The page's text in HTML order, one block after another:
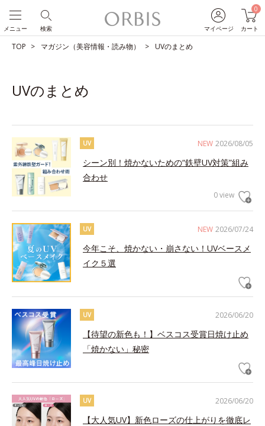
マイページ
0
カート
検索
メニュー
TOP マガジン（美容情報・読み物） UVのまとめ
UVのまとめ
NEW 2026/08/05
UV
シーン別！焼かないための“鉄壁UV対策”組み
合わせ
0 view
NEW 2026/07/24
UV
今年こそ、焼かない・崩さない！UVベースメ
イク５選
2026/06/20
UV
【待望の新色も！】ベスコス受賞日焼け止め
「焼かない」秘密
2026/06/20
UV
【大人気UV】新色ローズの仕上がりを徹底レ